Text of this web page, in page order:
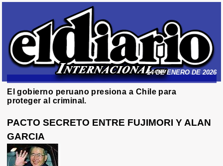
14 DE ENERO DE 2026
El gobierno peruano presiona a Chile para
proteger al criminal.
PACTO SECRETO ENTRE FUJIMORI Y ALAN
GARCIA